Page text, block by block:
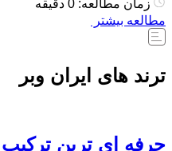
زمان مطالعه: 0 دقیقه
مطالعه بیشتر
ترند های ایران وبر
حرفه ای ترین